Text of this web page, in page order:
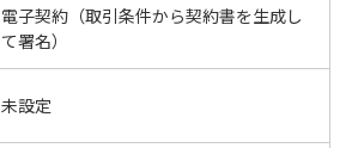
電子契約（取引条件から契約書を生成し
て署名）
未設定